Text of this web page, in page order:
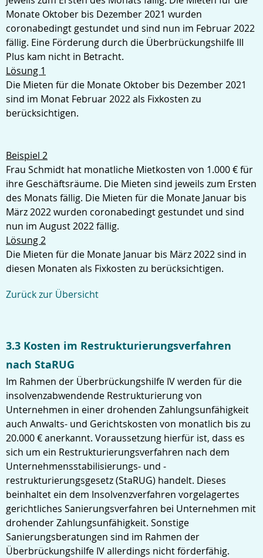
Monate Oktober bis Dezember 2021 wurden
coronabedingt gestundet und sind nun im Februar 2022
fällig. Eine Förderung durch die Überbrückungshilfe III
Plus kam nicht in Betracht.
Lösung 1
Die Mieten für die Monate Oktober bis Dezember 2021
sind im Monat Februar 2022 als Fixkosten zu
berücksichtigen.
Beispiel 2
Frau Schmidt hat monatliche Mietkosten von 1.000 € für
ihre Geschäftsräume. Die Mieten sind jeweils zum Ersten
des Monats fällig. Die Mieten für die Monate Januar bis
März 2022 wurden coronabedingt gestundet und sind
nun im August 2022 fällig.
Lösung 2
Die Mieten für die Monate Januar bis März 2022 sind in
diesen Monaten als Fixkosten zu berücksichtigen.
Zurück zur Übersicht
3.3 Kosten im Restrukturierungsverfahren
nach StaRUG
Im Rahmen der Überbrückungshilfe IV werden für die
insolvenzabwendende Restrukturierung von
Unternehmen in einer drohenden Zahlungsunfähigkeit
auch Anwalts- und Gerichtskosten von monatlich bis zu
20.000 € anerkannt. Voraussetzung hierfür ist, dass es
sich um ein Restrukturierungsverfahren nach dem
Unternehmensstabilisierungs- und -
restrukturierungsgesetz (StaRUG) handelt. Dieses
beinhaltet ein dem Insolvenzverfahren vorgelagertes
gerichtliches Sanierungsverfahren bei Unternehmen mit
drohender Zahlungsunfähigkeit. Sonstige
Sanierungsberatungen sind im Rahmen der
Überbrückungshilfe IV allerdings nicht förderfähig.